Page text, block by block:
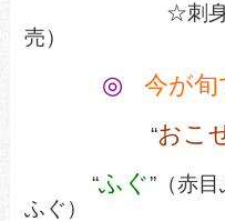
☆刺
売） ￥
◎ 今が旬
“おこ
“ふぐ”（赤
ふぐ）